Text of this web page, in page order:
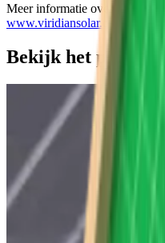
Meer informatie over de
www.viridiansolar.com
Bekijk het project